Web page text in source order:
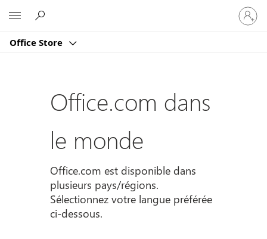
Office Store
vous
à
compte
Office.com dans
le monde
Office.com est disponible dans
plusieurs pays/régions.
Sélectionnez votre langue préférée
ci-dessous.